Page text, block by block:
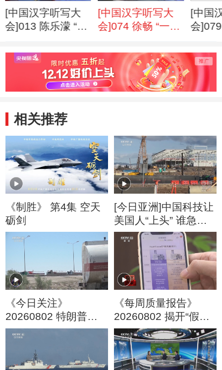
[中国汉字听写大
会]013 陈乐濛 “龃
20131004
[中国汉字听写大
会]074 徐畅 “一
20131004
[中国
会
相关推荐
《制胜》 第4集 空天
砺剑
[今日亚洲]中国科技让
美国人“上头” 谁急
了？
《今日关注》
20260802 特朗普叫
停“最大规模”打击 伊
《每周质量报告》
20260802 揭开“假洋
牌”的真面目